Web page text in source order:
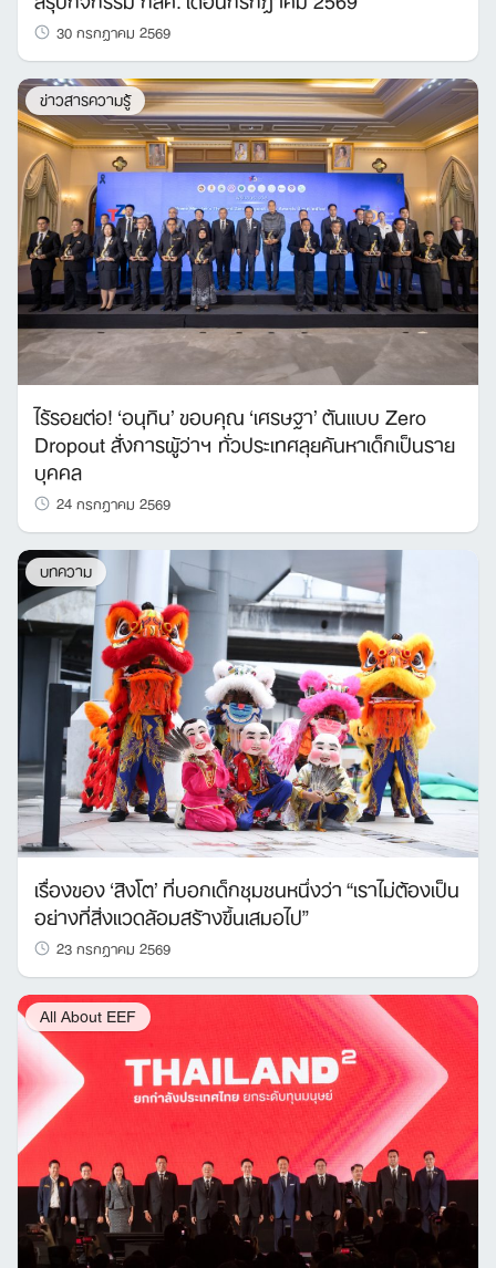
30 กรกฎาคม 2569
ข่าวสารความรู้
ไร้รอยต่อ! ‘อนุทิน’ ขอบคุณ ‘เศรษฐา’ ต้นแบบ Zero
Dropout สั่งการผู้ว่าฯ ทั่วประเทศลุยค้นหาเด็กเป็นราย
บุคคล
24 กรกฎาคม 2569
บทความ
เรื่องของ ‘สิงโต’ ที่บอกเด็กชุมชนหนึ่งว่า “เราไม่ต้องเป็น
อย่างที่สิ่งแวดล้อมสร้างขึ้นเสมอไป”
23 กรกฎาคม 2569
All About EEF